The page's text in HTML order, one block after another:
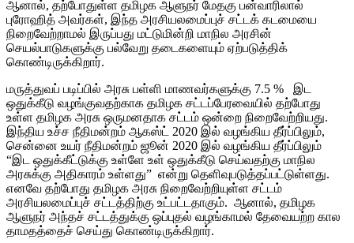
ஆனால், தற்போதுள்ள தமிழக ஆளுநர் மேதகு பன்வாரிலால்
புரோஹித் அவர்கள், இந்த அரசியலமைப்புச் சட்டக் கடமையை
நிறைவேற்றாமல் இருப்பது மட்டுமின்றி மாநில அரசின்
செயல்பாடுகளுக்கு பல்வேறு தடைகளையும் ஏற்படுத்திக்
கொண்டிருக்கிறார்.
மருத்துவப் படிப்பில் அரசு பள்ளி மாணவர்களுக்கு 7.5 % இட
ஒதுக்கீடு வழங்குவதற்காக தமிழக சட்டப்பேரவையில் தற்போது
உள்ள தமிழக அரசு ஒருமனதாக சட்டம் ஒன்றை நிறைவேற்றியது.
இந்திய உச்ச நீதிமன்றம் ஆகஸ்ட் 2020 இல் வழங்கிய தீர்ப்பிலும்,
சென்னை உயர் நீதிமன்றம் ஜூன் 2020 இல் வழங்கிய தீர்ப்பிலும்
“இட ஒதுக்கீட்டுக்கு உள்ளே உள் ஒதுக்கீடு செய்வதற்கு மாநில
அரசுக்கு அதிகாரம் உள்ளது” என்று தெளிவுபடுத்தப்பட்டுள்ளது.
எனவே தற்போது தமிழக அரசு நிறைவேற்றியுள்ள சட்டம்
அரசியலமைப்புச் சட்டத்திற்கு உட்பட்டதாகும். ஆனால், தமிழக
ஆளுநர் அந்தச் சட்டத்துக்கு ஒப்புதல் வழங்காமல் தேவையற்ற கால
தாமதத்தைச் செய்து கொண்டிருக்கிறார்.